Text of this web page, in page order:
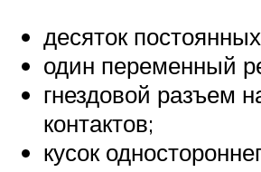
десяток
один переменный
гнездовой разъем
контактов;
кусок